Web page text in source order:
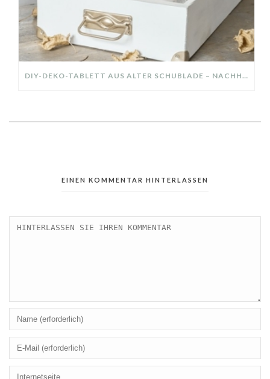
DIY-DEKO-TABLETT AUS ALTER SCHUBLADE – NACHHALTIGE HERBSTDEKO SELBER MACHEN!
EINEN KOMMENTAR HINTERLASSEN